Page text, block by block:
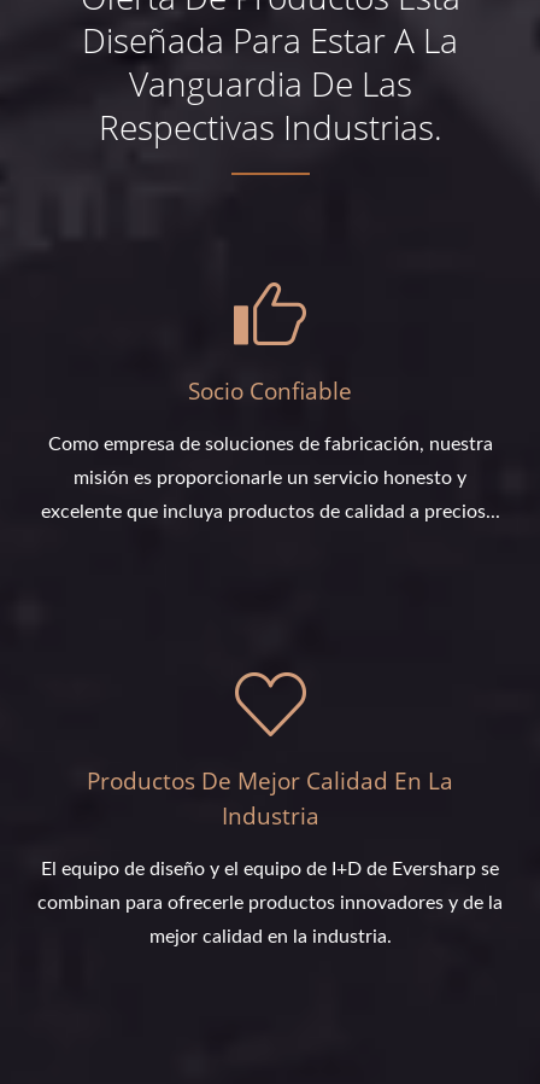
Diseñada Para Estar A La
Vanguardia De Las
Respectivas Industrias.
Socio Confiable
Como empresa de soluciones de fabricación, nuestra
misión es proporcionarle un servicio honesto y
excelente que incluya productos de calidad a precios...
Productos De Mejor Calidad En La
Industria
El equipo de diseño y el equipo de I+D de Eversharp se
combinan para ofrecerle productos innovadores y de la
mejor calidad en la industria.